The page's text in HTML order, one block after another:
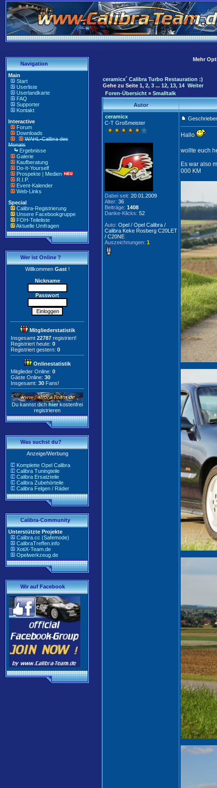
Navigation
Main
Start
Userliste
Userlandkarte
FAQ
Supporter
Kontakt
Interactive
Forum
Downloads
WAHL-Calibra des
Monats
Ergebnisse
Galerie
Kaufberatung
Do-It-Yourself
Prospekte | Medien
R.I.P.
Event-Kalender
Web-Links
Special
Calibra-Registrierung
Unsere Facebookgruppe
FOH-Teileliste
Aktuelle Umfragen
Wer ist Online ?
WillkommenGast!
Nickname
Passwort
Mitgliederstatistik
Insgesamt 22787 registriert!
Registriert heute: 0
Registriert gestern: 0
Onlinestatistik
Mitglieder Online: 0
Gäste Online: 30
Insgesamt: 30 Fans!
Du kannst dich hier kostenfrei
registrieren
Was suchst du?
Anzeige/Werbung
Komplette Opel Calibra
Calibra Tuningteile
Calibra Ersatzteile
Calibra Zubehörteile
Calibra Felgen / Räder
Calibra-Community
Unterstützte Projekte
Calibra.cc (Safemode)
CalibraTreffen.info
XotiX-Team.de
Opelwerkzeug.de
Wir auf Facebook
Mehr
ceramicx´ Calibra Turbo Restauration :)
Gehe zu Seite 1, 2, 3 ... 12, 13, 14 Weiter
Foren-Übersicht » Smalltalk
Autor
ceramicx
C-T Großmeister
Dabei seit: 20.01.2009
Alter: 36
Beiträge: 1408
Danke-Klicks: 52
Auto: Opel / Opel Calibra /
Calibra Keke Rosberg C20LET
/ C20NE
Auszeichnungen: 1
Hallo
wollte euch
Es war also
000 KM